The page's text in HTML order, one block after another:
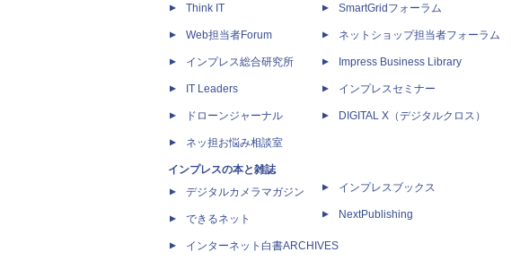
Think IT
Web担当者Forum
インプレス総合研究所
IT Leaders
ドローンジャーナル
ネッ担お悩み相談室
インプレスの本と雑誌
デジタルカメラマガジン
できるネット
インターネット白書ARCHIVES
SmartGridフォーラム
ネットショップ担当者フォーラム
Impress Business Library
インプレスセミナー
DIGITAL X（デジタルクロス）
インプレスブックス
NextPublishing